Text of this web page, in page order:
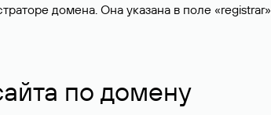
домена. Она указана в поле
по домену